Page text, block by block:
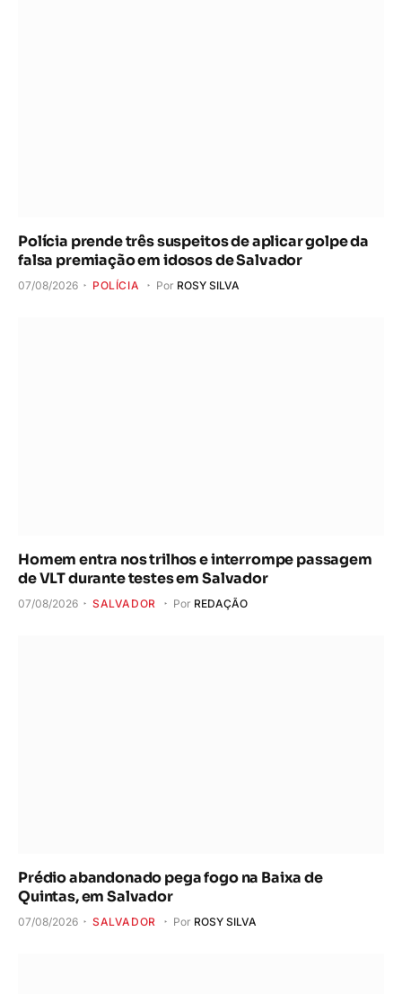
Polícia prende três suspeitos de aplicar golpe da
falsa premiação em idosos de Salvador
07/08/2026 POLÍCIA Por ROSY SILVA
Homem entra nos trilhos e interrompe passagem
de VLT durante testes em Salvador
07/08/2026 SALVADOR Por REDAÇÃO
Prédio abandonado pega fogo na Baixa de
Quintas, em Salvador
07/08/2026 SALVADOR Por ROSY SILVA